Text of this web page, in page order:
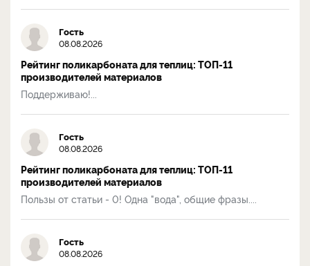
Гость
08.08.2026
Рейтинг поликарбоната для теплиц: ТОП-11
производителей материалов
Поддерживаю!...
Гость
08.08.2026
Рейтинг поликарбоната для теплиц: ТОП-11
производителей материалов
Пользы от статьи - 0! Одна "вода", общие фразы....
Гость
08.08.2026